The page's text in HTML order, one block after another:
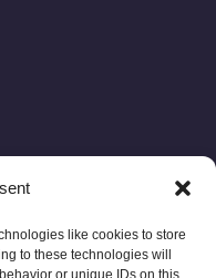
like cookies to store
to these technologies will
or unique IDs on this